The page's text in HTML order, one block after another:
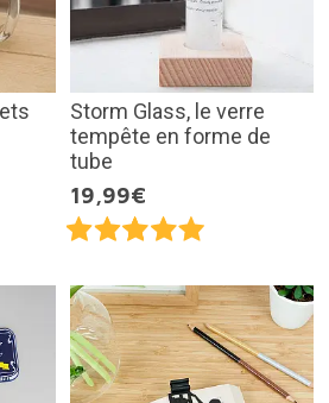
Storm Glass, le verre
tempête en forme de
tube
19,99€